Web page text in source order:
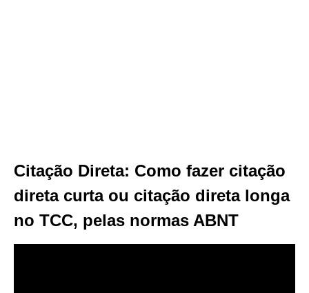
Citação Direta: Como fazer citação
direta curta ou citação direta longa
no TCC, pelas normas ABNT